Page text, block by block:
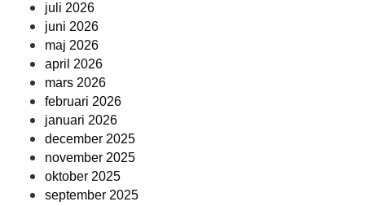
juli 2026
juni 2026
maj 2026
april 2026
mars 2026
februari 2026
januari 2026
december 2025
november 2025
oktober 2025
september 2025